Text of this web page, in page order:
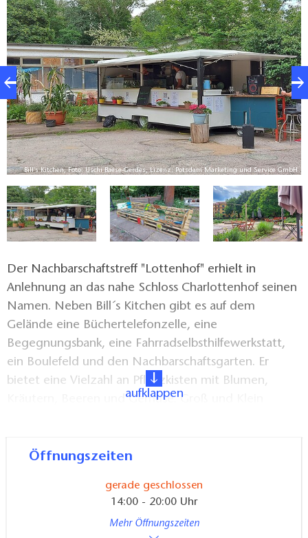
Weine und Crémant.
Bill's Kitchen, Foto: Uschi Baese-Gerdes, Lizenz: Potsdam Marketing und Service GmbH
Der Nachbarschaftstreff "Lottenhof" erhielt in
Anlehnung an das nahe Schloss Charlottenhof seinen
Namen. Neben Bill´s Kitchen gibt es auf dem
Gelände eine Büchertelefonzelle, eine
Begegnungsbank, eine Fahrradselbsthilfewerkstatt,
ein Boulefeld und den Nachbarschaftsgarten. Er
bietet eine Vielzahl an Pflanzkisten mit Blumen,
Kräutern, Beeren und Gemüse. Groß und Klein
haben Jugendliche einen gemütlichen Rückzugsort
gut besucht und außerdem wird im Lottenhof oft
aufklappen
Öffnungszeiten
gerade geschlossen
14:00 - 20:00 Uhr
Mehr Öffnungszeiten